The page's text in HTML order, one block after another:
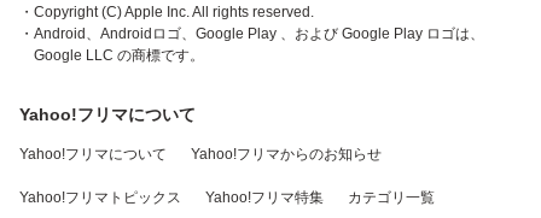
・Copyright (C) Apple Inc. All rights reserved.
・Android、Androidロゴ、Google Play 、および Google Play ロゴは、
Google LLC の商標です。
Yahoo!フリマについて
Yahoo!フリマについて Yahoo!フリマからのお知らせ
Yahoo!フリマトピックス Yahoo!フリマ特集 カテゴリ一覧